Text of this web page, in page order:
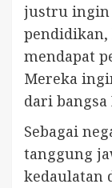
justru ingin
pendidikan,
mendapat
Mereka
dari bangsa
Sebagai
tanggung
kedaulatan